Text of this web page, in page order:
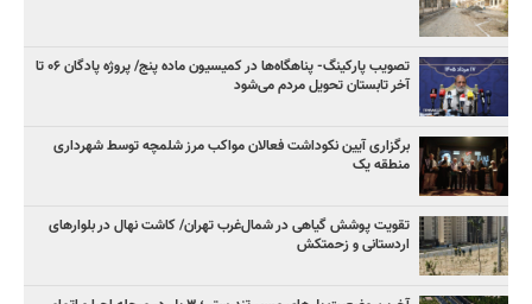
تصویب پارکینگ- پناهگاه‌ها در کمیسیون ماده پنج/ پروژه پادگان ۰۶ تا
آخر تابستان تحویل مردم می‌شود
برگزاری آیین نکوداشت فعالان مواکب مرز شلمچه توسط شهرداری
منطقه یک
تقویت پوشش گیاهی در شمال‌غرب تهران/ کاشت نهال در بلوارهای
اردستانی و زحمتکش